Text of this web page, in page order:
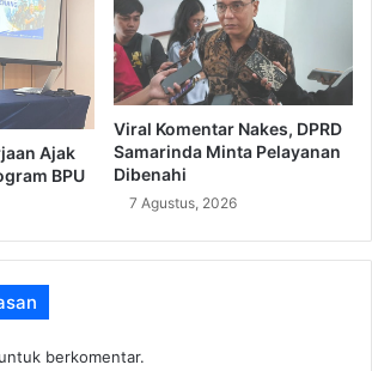
Ajak
BPU
Viral Komentar Nakes, DPRD
Samarinda Minta Pelayanan
Dibenahi
7 Agustus, 2026
untuk berkomentar.